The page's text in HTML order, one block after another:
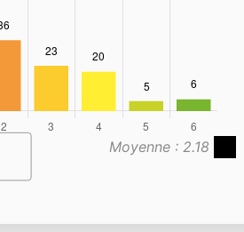
Moyenne : 2.18